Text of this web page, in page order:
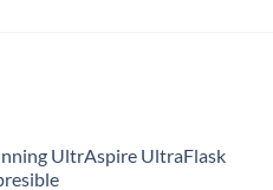
UltrAspire UltraFlask